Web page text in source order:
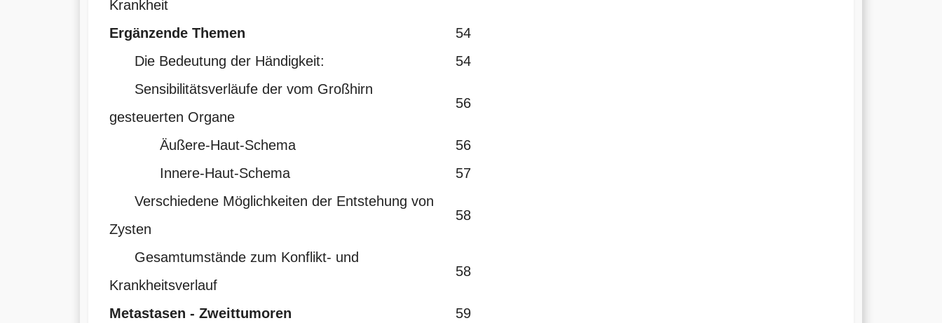
Krankheit
Ergänzende Themen
54
Die Bedeutung der Händigkeit:
54
Sensibilitätsverläufe der vom Großhirn
gesteuerten Organe
56
Äußere-Haut-Schema
56
Innere-Haut-Schema
57
Verschiedene Möglichkeiten der Entstehung von
Zysten
58
Gesamtumstände zum Konflikt- und
Krankheitsverlauf
58
Metastasen - Zweittumoren
59